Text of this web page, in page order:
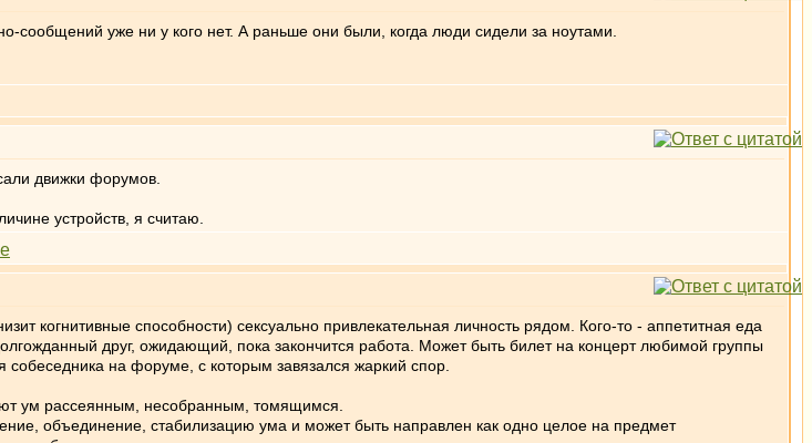
уже ни у кого нет. А раньше они были, когда люди сидели за ноутами.
движки форумов.
устройств, я считаю.
когнитивные способности) сексуально привлекательная личность рядом. Кого-то - аппетитная еда
друг, ожидающий, пока закончится работа. Может быть билет на концерт любимой группы
на форуме, с которым завязался жаркий спор.
ум рассеянным, несобранным, томящимся.
объединение, стабилизацию ума и может быть направлен как одно целое на предмет